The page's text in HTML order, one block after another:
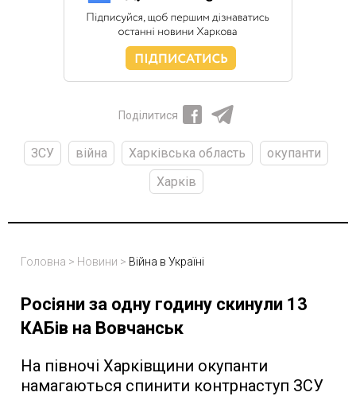
Поділитися
ЗСУ війна Харківська область
окупанти
Харків
Головна > Новини > Війна в Україні
Росіяни за одну годину скинули 13
КАБів на Вовчанськ
На півночі Харківщини окупанти
намагаються спинити контрнаступ ЗСУ